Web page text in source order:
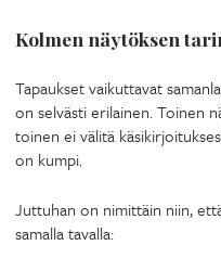
Kolmen näytöksen
Tapaukset vaikuttavat
on selvästi erilainen. Toinen
toinen ei välitä
on kumpi.
Juttuhan on nimittäin niin,
samalla tavalla: